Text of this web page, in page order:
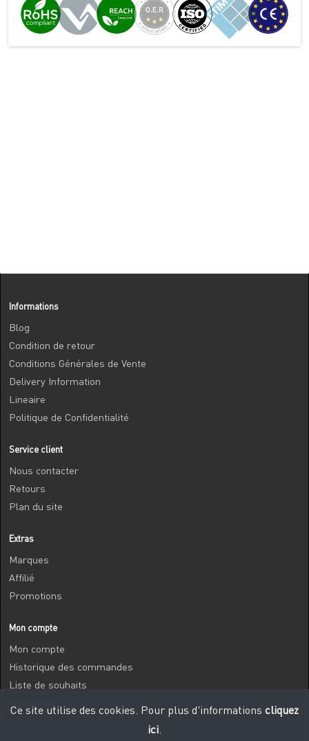
Informations
Blog
Condition de retour
Conditions Générales de Vente
Delivery Information
Lineaire
Politique de Confidentialité
Service client
Nous contacter
Retours
Plan du site
Extras
Marques
Affilié
Promotions
Mon compte
Mon compte
Historique des commandes
Liste de souhaits
Ce site utilise des cookies. Pour plus d'informations cliquez
ici.